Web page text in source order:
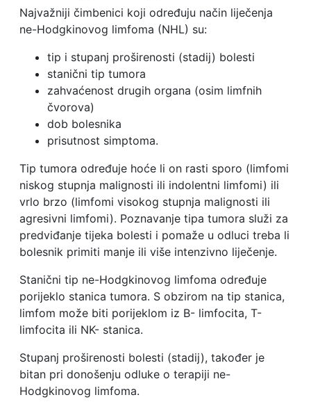
Najvažniji čimbenici koji određuju način liječenja
ne-Hodgkinovog limfoma (NHL) su:
tip i stupanj proširenosti (stadij) bolesti
stanični tip tumora
zahvaćenost drugih organa (osim limfnih
čvorova)
dob bolesnika
prisutnost simptoma.
Tip tumora određuje hoće li on rasti sporo (limfomi
niskog stupnja malignosti ili indolentni limfomi) ili
vrlo brzo (limfomi visokog stupnja malignosti ili
agresivni limfomi). Poznavanje tipa tumora služi za
predviđanje tijeka bolesti i pomaže u odluci treba li
bolesnik primiti manje ili više intenzivno liječenje.
Stanični tip ne-Hodgkinovog limfoma određuje
porijeklo stanica tumora. S obzirom na tip stanica,
limfom može biti porijeklom iz B- limfocita, T-
limfocita ili NK- stanica.
Stupanj proširenosti bolesti (stadij), također je
bitan pri donošenju odluke o terapiji ne-
Hodgkinovog limfoma.